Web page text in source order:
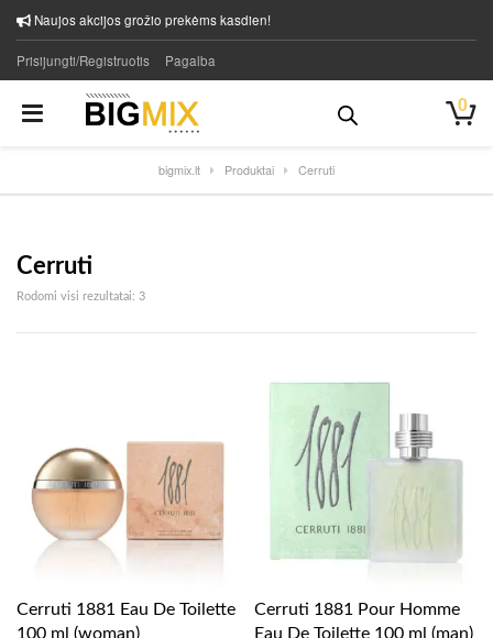
Naujos akcijos grožio prekėms kasdien!
Prisijungti/Registruotis Pagalba
0
bigmix.lt Produktai Cerruti
Cerruti
Rodomi visi rezultatai: 3Rūšiuojama pagal naujausią
Cerruti 1881 Eau De Toilette
100 ml (woman)
Cerruti 1881 Pour Homme
Eau De Toilette 100 ml (man)